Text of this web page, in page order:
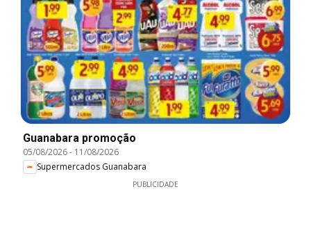
Guanabara promoção
05/08/2026- 11/08/2026
Supermercados Guanabara
PUBLICIDADE